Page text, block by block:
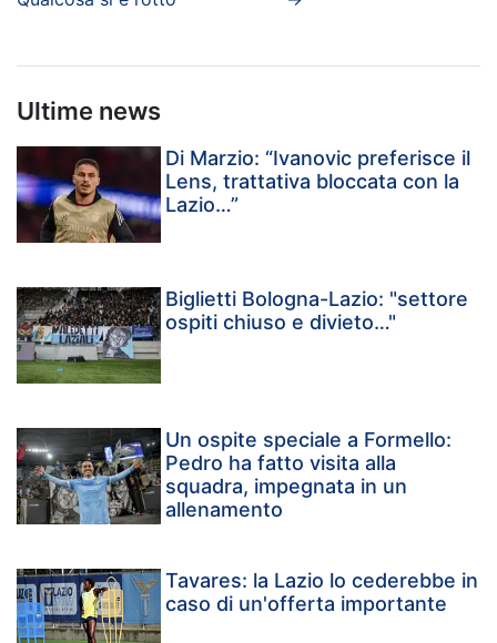
Ultime news
Di Marzio: “Ivanovic preferisce il
Lens, trattativa bloccata con la
Lazio…”
Biglietti Bologna-Lazio: "settore
ospiti chiuso e divieto…"
Un ospite speciale a Formello:
Pedro ha fatto visita alla
squadra, impegnata in un
allenamento
Tavares: la Lazio lo cederebbe in
caso di un'offerta importante